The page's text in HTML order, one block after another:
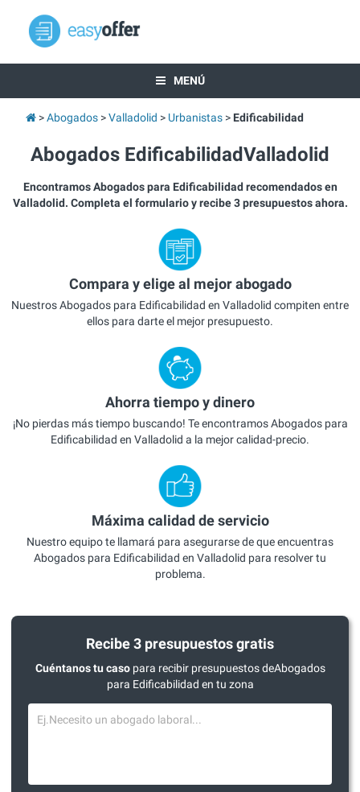
MENÚ
Abogados Valladolid Urbanistas Edificabilidad
Abogados EdificabilidadValladolid
Encontramos Abogados para Edificabilidad recomendados en
Valladolid. Completa el formulario y recibe 3 presupuestos ahora.
Compara y elige al mejor abogado
Nuestros Abogados para Edificabilidad en Valladolid compiten entre
ellos para darte el mejor presupuesto.
Ahorra tiempo y dinero
¡No pierdas más tiempo buscando! Te encontramos Abogados para
Edificabilidad en Valladolid a la mejor calidad-precio.
Máxima calidad de servicio
Nuestro equipo te llamará para asegurarse de que encuentras
Abogados para Edificabilidad en Valladolid para resolver tu
problema.
Recibe 3 presupuestos gratis
Cuéntanos tu casopara recibir presupuestos deAbogados
para Edificabilidad en tu zona